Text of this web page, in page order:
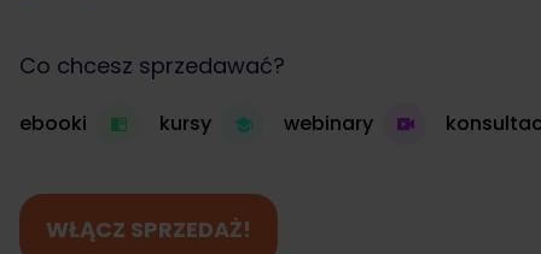
Co chcesz sprzedawać?
ebooki kursy webinary
WŁĄCZ SPRZEDAŻ!